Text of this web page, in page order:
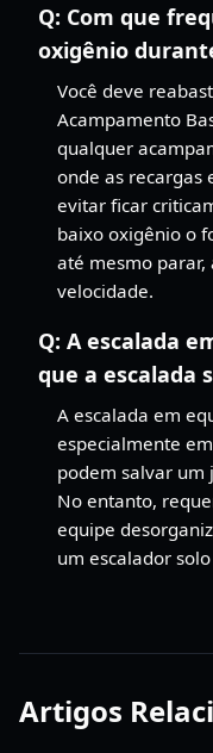
Q: Com que
oxigênio
Você deve
Acampamento
qualquer
onde as recargas
evitar ficar
baixo oxigênio o
até mesmo parar,
velocidade.
Q: A escalada
que a escalada
A escalada em
especialmente
podem salvar um
No entanto,
equipe
um escalador
Artigos